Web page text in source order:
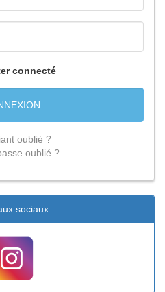
connecté
oublié ?
oublié ?
sociaux